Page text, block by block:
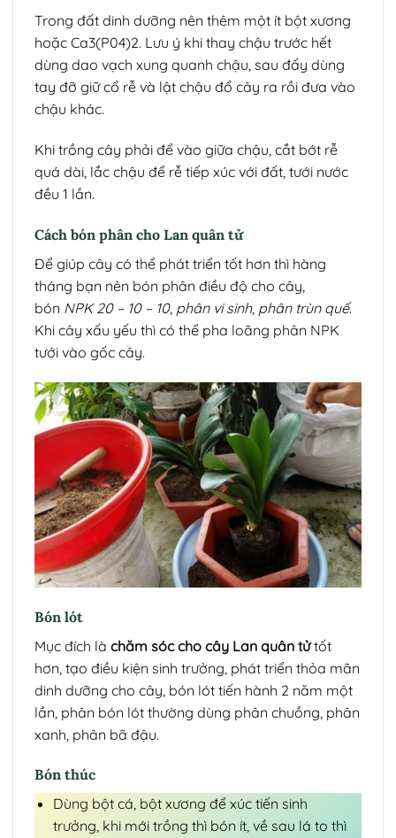
Trong đất dinh dưỡng nên thêm một ít bột xương
hoặc Ca3(P04)2. Lưu ý khi thay chậu trước hết
dùng dao vạch xung quanh chậu, sau đấy dùng
tay đỡ giữ cổ rễ và lật chậu đổ cây ra rồi đưa vào
chậu khác.
Khi trồng cây phải để vào giữa chậu, cắt bớt rễ
quá dài, lắc chậu để rễ tiếp xúc với đất, tưới nước
đều 1 lần.
Cách bón phân cho Lan quân tử
Để giúp cây có thể phát triển tốt hơn thì hàng
tháng bạn nên bón phân điều độ cho cây,
bón NPK 20 – 10 – 10, phân vi sinh, phân trùn quế.
Khi cây xấu yếu thì có thể pha loãng phân NPK
tưới vào gốc cây.
Bón lót
Mục đích là chăm sóc cho cây Lan quân tửtốt
hơn, tạo điều kiện sinh trưởng, phát triển thỏa mãn
dinh dưỡng cho cây, bón lót tiến hành 2 năm một
lần, phân bón lót thường dùng phân chuồng, phân
xanh, phân bã đậu.
Bón thúc
Dùng bột cá, bột xương để xúc tiến sinh
trưởng, khi mới trồng thì bón ít, về sau lá to thì